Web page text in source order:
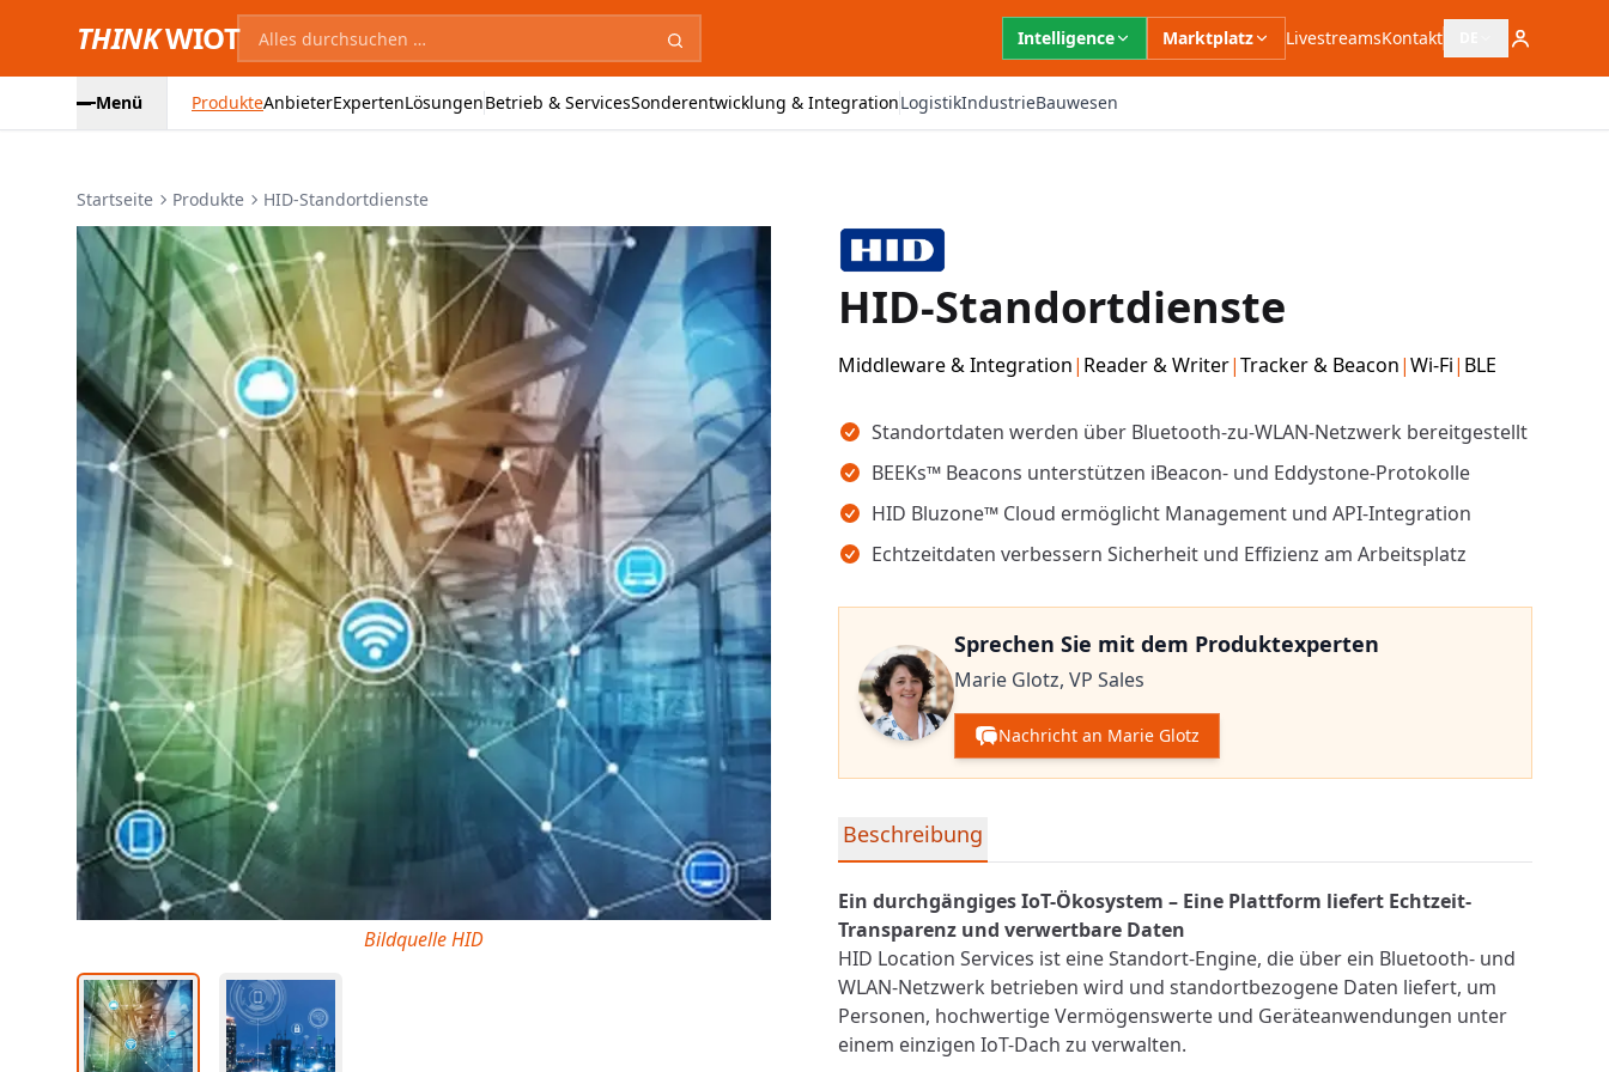
THINKWIOT Intelligence Marktplatz LivestreamsKontakt Sprachauswahl
Menü ProdukteAnbieterExpertenLösungenBetrieb & ServicesSonderentwicklung & IntegrationLogistikIndustrieBauwesen
Startseite Produkte HID-Standortdienste
HID-Standortdienste
Middleware & Integration| Reader & Writer|Tracker & Beacon|Wi-Fi| BLE
Wichtigste Erkenntnisse
Standortdaten werden über Bluetooth-zu-WLAN-Netzwerk bereitgestellt
BEEKs™ Beacons unterstützen iBeacon- und Eddystone-Protokolle
HID Bluzone™ Cloud ermöglicht Management und API-Integration
Echtzeitdaten verbessern Sicherheit und Effizienz am Arbeitsplatz
Sprechen Sie mit dem Produktexperten
Marie Glotz, VP Sales
Nachricht an Marie Glotz
Detaillierte Produktinformationen
Beschreibung
Ein durchgängigesIoT-Ökosystem – Eine Plattform liefert Echtzeit-
Transparenz und verwertbare Daten
HID Location Services ist eine Standort-Engine, die über ein Bluetooth- und
WLAN-Netzwerk betrieben wird und standortbezogene Daten liefert, um
Personen, hochwertige Vermögenswerte und Geräteanwendungen unter
einem einzigen IoT-Dach zu verwalten.
Produktbilder
Bildquelle HID